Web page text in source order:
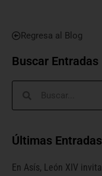
Regresa al Blog
Buscar Entradas
Últimas Entradas
En Asís, León XIV